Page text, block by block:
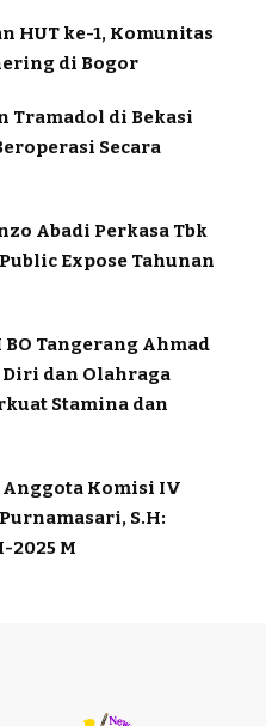
HUT ke-1, Komunitas
di Bogor
Tramadol di Bekasi
Secara
Abadi Perkasa Tbk
Expose Tahunan
BO Tangerang Ahmad
dan Olahraga
Stamina dan
Anggota Komisi IV
S.H:
2025 M